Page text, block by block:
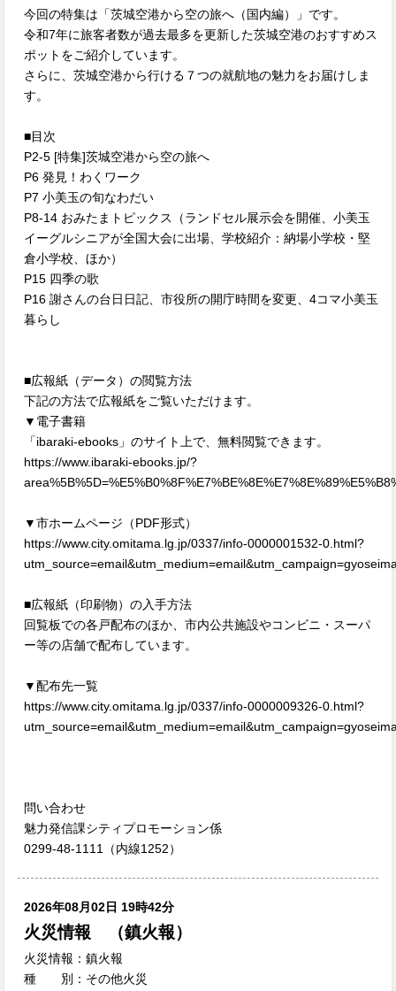
今回の特集は「茨城空港から空の旅へ（国内編）」です。
令和7年に旅客者数が過去最多を更新した茨城空港のおすすめス
ポットをご紹介しています。
さらに、茨城空港から行ける７つの就航地の魅力をお届けしま
す。
■目次
P2-5 [特集]茨城空港から空の旅へ
P6 発見！わくワーク
P7 小美玉の旬なわだい
P8-14 おみたまトピックス（ランドセル展示会を開催、小美玉
イーグルシニアが全国大会に出場、学校紹介：納場小学校・堅
倉小学校、ほか）
P15 四季の歌
P16 謝さんの台日日記、市役所の開庁時間を変更、4コマ小美玉
暮らし
■広報紙（データ）の閲覧方法
下記の方法で広報紙をご覧いただけます。
▼電子書籍
「ibaraki-ebooks」のサイト上で、無料閲覧できます。
https://www.ibaraki-ebooks.jp/?
▼市ホームページ（PDF形式）
https://www.city.omitama.lg.jp/0337/info-0000001532-0.html?
■広報紙（印刷物）の入手方法
回覧板での各戸配布のほか、市内公共施設やコンビニ・スーパ
ー等の店舗で配布しています。
▼配布先一覧
https://www.city.omitama.lg.jp/0337/info-0000009326-0.html?
問い合わせ
魅力発信課シティプロモーション係
0299-48-1111（内線1252）
2026年08月02日 19時42分
火災情報 （鎮火報）
火災情報：鎮火報
種 別：その他火災